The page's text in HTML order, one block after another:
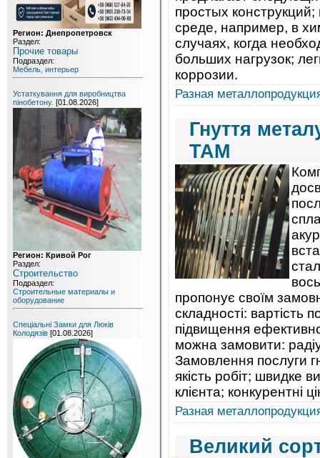
Регион: Днепропетровск
Раздел:
Прочие товары
Подраздел:
Мебель, интерьер
Устаткування для виробництва
пінобетону. [01.08.2026]
Регион: Кривой Рог
Раздел:
Строительство
Подраздел:
Строительные материалы и
оборудование
Спеціальні Замки для Люків
Колодязів [01.08.2026]
простых
среде, например, в
случаях, когда
больших нагрузок;
коррозии.
Разная
Гнуття
ТАМ
пропонує своїм
складності: вартість
підвищення
можна замовити:
Замовлення послуги
якість робіт; швидке
клієнта; конкурентні
Разная
Великий